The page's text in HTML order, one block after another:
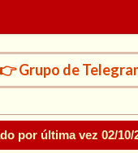
Grupo de
por última vez 02/10/